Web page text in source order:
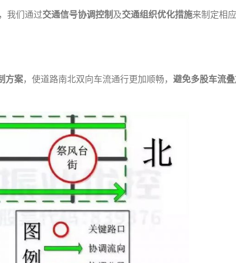
我们通过交通信号协调控制 及交通组织优化措施来制定相
方案，使道路南北双向车流通行更加顺畅， 避免多股车流